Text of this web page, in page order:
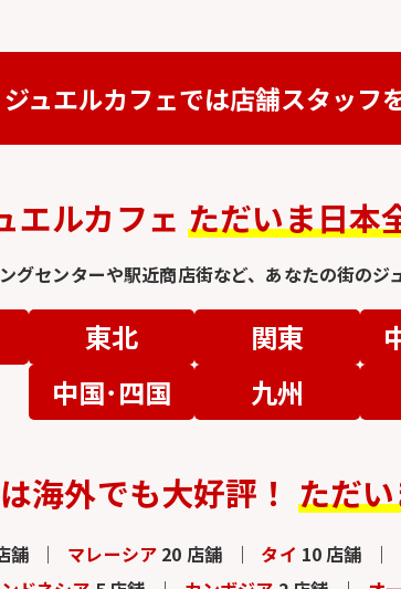
ジュエルカフェでは店舗スタッフ
エルカフェただいま日本
グセンターや駅近商店街など、 あなたの街のジ
東北 関東
中国･四国
九州
海外でも大好評！ ただ
舗 マレーシア 20 店舗 タイ 10 店舗